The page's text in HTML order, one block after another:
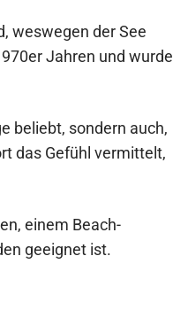
weswegen der See
Jahren und wurde
beliebt, sondern auch,
das Gefühl vermittelt,
einem Beach-
geeignet ist.